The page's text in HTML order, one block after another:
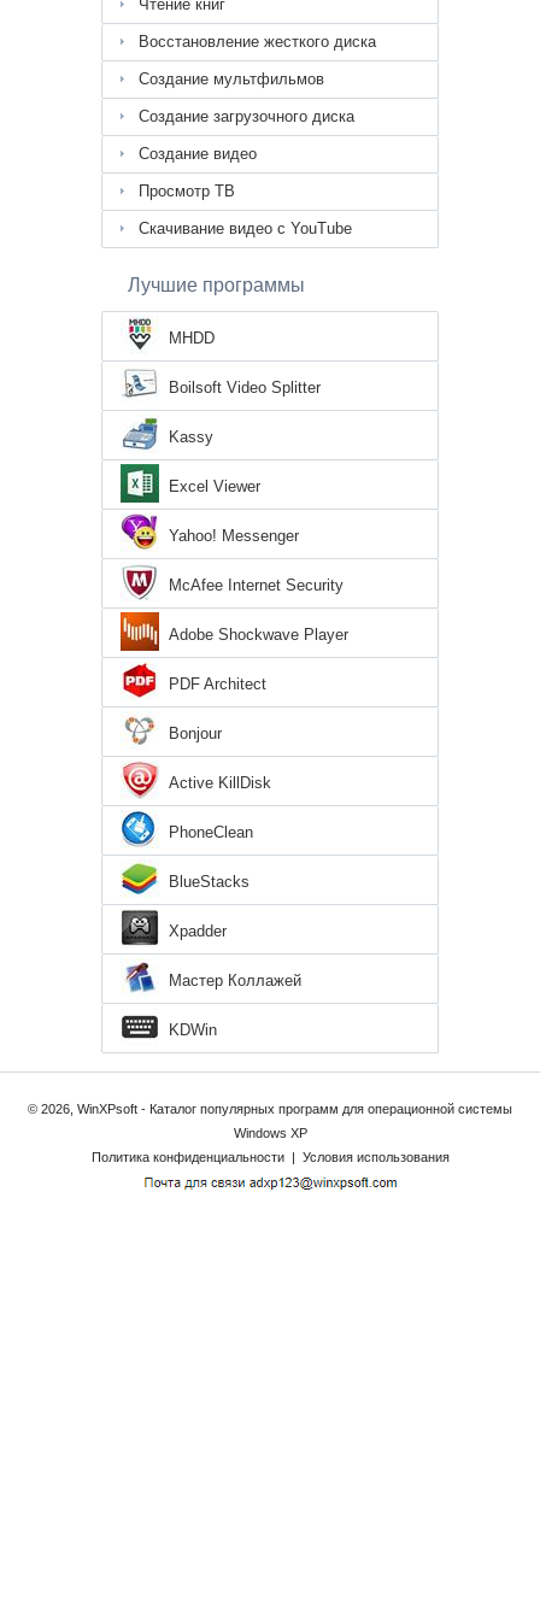
Чтение книг
Восстановление жесткого диска
Создание мультфильмов
Создание загрузочного диска
Создание видео
Просмотр ТВ
Скачивание видео с YouTube
Лучшие программы
MHDD
Boilsoft Video Splitter
Kassy
Excel Viewer
Yahoo! Messenger
McAfee Internet Security
Adobe Shockwave Player
PDF Architect
Bonjour
Active KillDisk
PhoneClean
BlueStacks
Xpadder
Мастер Коллажей
KDWin
© 2026, WinXPsoft - Каталог популярных программ для операционной системы
Windows XP
Политика конфиденциальности
| Условия использования